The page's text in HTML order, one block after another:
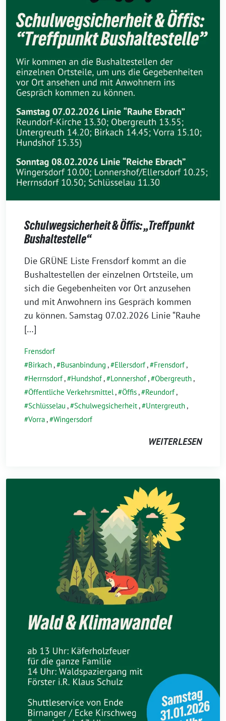
Schulwegsicherheit & Öffis: „Treffpunkt
Bushaltestelle“
23.
Januar
2026
Die GRÜNE Liste Frensdorf kommt an die
Bushaltestellen der einzelnen Ortsteile, um
sich die Gegebenheiten vor Ort anzusehen
und mit Anwohnern ins Gespräch kommen
zu können. Samstag 07.02.2026 Linie “Rauhe
[…]
Frensdorf
Birkach, Busanbindung , Ellersdorf, Frensdorf,
Herrnsdorf, Hundshof, Lonnershof, Obergreuth,
Öffentliche Verkehrsmittel, Öffis, Reundorf,
Schlüsselau , Schulwegsicherheit, Untergreuth,
Vorra, Wingersdorf
WEITERLESEN